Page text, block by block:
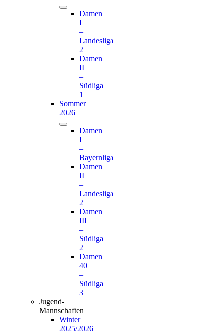
Damen
I
–
Landesliga
2
Damen
II
–
Südliga
1
Sommer
2026
Damen
I
–
Bayernliga
Damen
II
–
Landesliga
2
Damen
III
–
Südliga
2
Damen
40
–
Südliga
3
Jugend-
Mannschaften
Winter
2025/2026